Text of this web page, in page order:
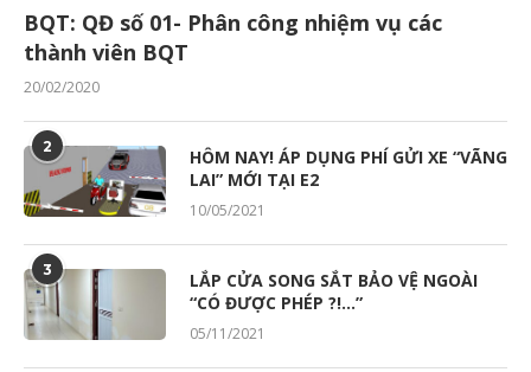
BQT: QĐ số 01- Phân công nhiệm vụ các
thành viên BQT
20/02/2020
2
HÔM NAY! ÁP DỤNG PHÍ GỬI XE “VÃNG
LAI” MỚI TẠI E2
10/05/2021
3
LẮP CỬA SONG SẮT BẢO VỆ NGOÀI
“CÓ ĐƯỢC PHÉP ?!…”
05/11/2021